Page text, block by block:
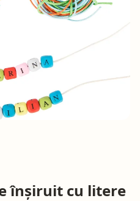
înșiruit cu litere